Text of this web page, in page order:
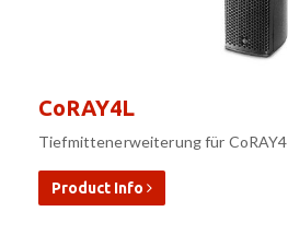
CoRAY4L
Tiefmittenerweiterung für CoRAY4
Product Info